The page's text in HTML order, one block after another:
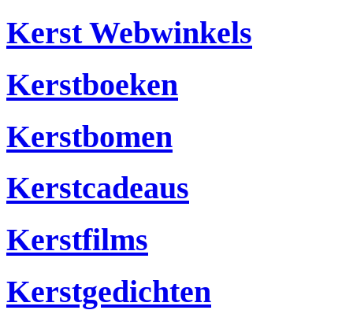
Kerst Webwinkels
Kerstboeken
Kerstbomen
Kerstcadeaus
Kerstfilms
Kerstgedichten